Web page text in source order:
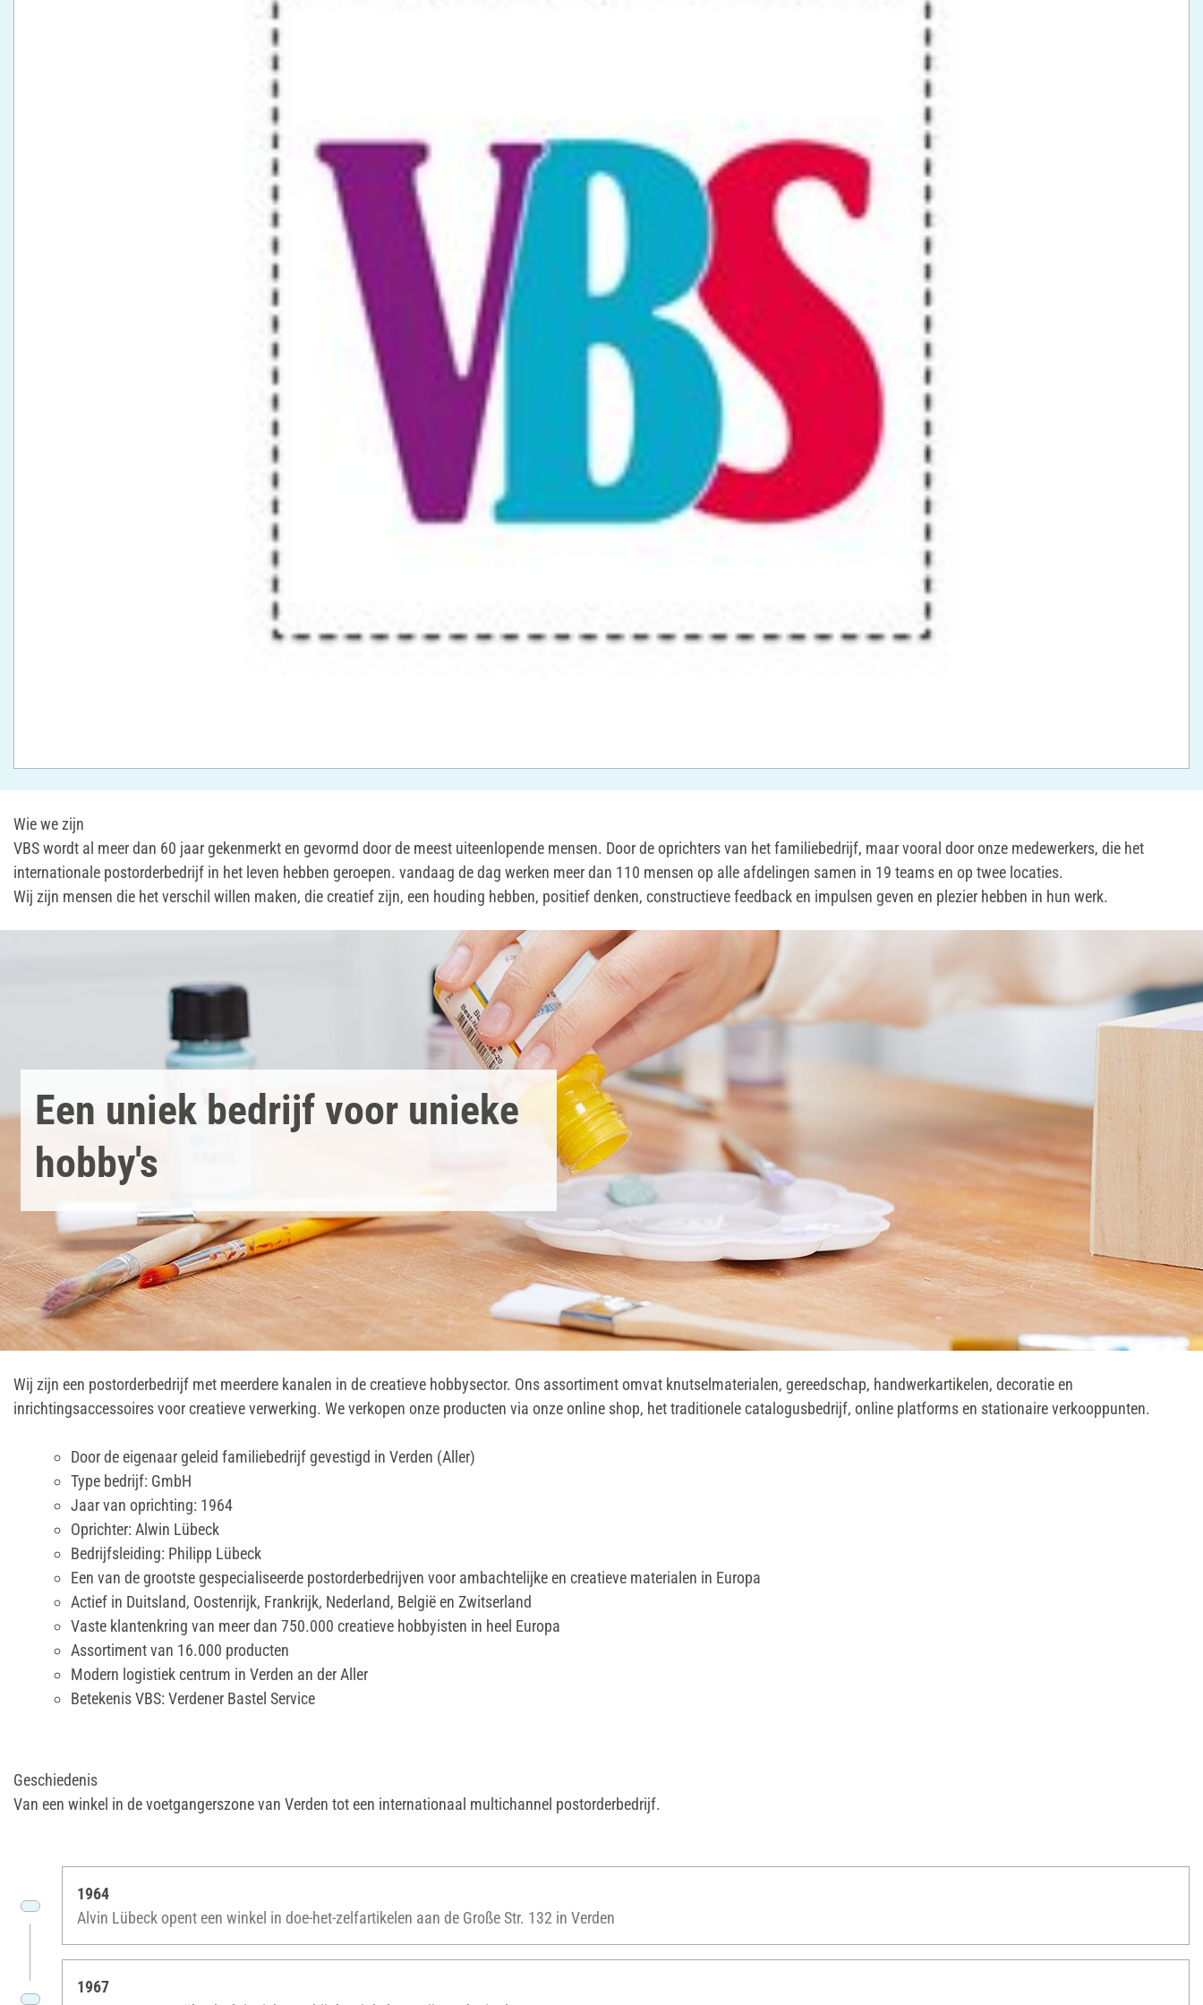
Wie we zijn
VBS wordt al meer dan 60 jaar gekenmerkt en gevormd door de meest uiteenlopende mensen. Door de oprichters van het familiebedrijf, maar vooral door onze medewerkers, die het
internationale postorderbedrijf in het leven hebben geroepen. vandaag de dag werken meer dan 110 mensen op alle afdelingen samen in 19 teams en op twee locaties.
Wij zijn mensen die het verschil willen maken, die creatief zijn, een houding hebben, positief denken, constructieve feedback en impulsen geven en plezier hebben in hun werk.
Een uniek bedrijf voor unieke
hobby's
Wij zijn een postorderbedrijf met meerdere kanalen in de creatieve hobbysector. Ons assortiment omvat knutselmaterialen, gereedschap, handwerkartikelen, decoratie en
inrichtingsaccessoires voor creatieve verwerking. We verkopen onze producten via onze online shop, het traditionele catalogusbedrijf, online platforms en stationaire verkooppunten.
Door de eigenaar geleid familiebedrijf gevestigd in Verden (Aller)
Type bedrijf: GmbH
Jaar van oprichting: 1964
Oprichter: Alwin Lübeck
Bedrijfsleiding: Philipp Lübeck
Een van de grootste gespecialiseerde postorderbedrijven voor ambachtelijke en creatieve materialen in Europa
Actief in Duitsland, Oostenrijk, Frankrijk, Nederland, België en Zwitserland
Vaste klantenkring van meer dan 750.000 creatieve hobbyisten in heel Europa
Assortiment van 16.000 producten
Modern logistiek centrum in Verden an der Aller
Betekenis VBS: Verdener Bastel Service
Geschiedenis
Van een winkel in de voetgangerszone van Verden tot een internationaal multichannel postorderbedrijf.
1964
Alvin Lübeck opent een winkel in doe-het-zelfartikelen aan de Große Str. 132 in Verden
1967